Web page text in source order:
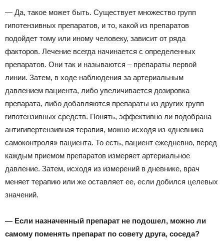
— Да, такое может быть. Существует множество групп
гипотензивных препаратов, и то, какой из препаратов
подойдет тому или иному человеку, зависит от ряда
факторов. Лечение всегда начинается с определенных
препаратов. Они так и называются – препараты первой
линии. Затем, в ходе наблюдения за артериальным
давлением пациента, либо увеличивается дозировка
препарата, либо добавляются препараты из других групп
гипотензивных средств. Понять, эффективно ли подобрана
антигипертензивная терапия, можно исходя из «дневника
самоконтроля» пациента. То есть, пациент ежедневно, перед
каждым приемом препаратов измеряет артериальное
давление. Затем, исходя из измерений в дневнике, врач
меняет терапию или же оставляет ее, если добился целевых
значений.
— Если назначенный препарат не подошел, можно ли
самому поменять препарат по совету друга, соседа?